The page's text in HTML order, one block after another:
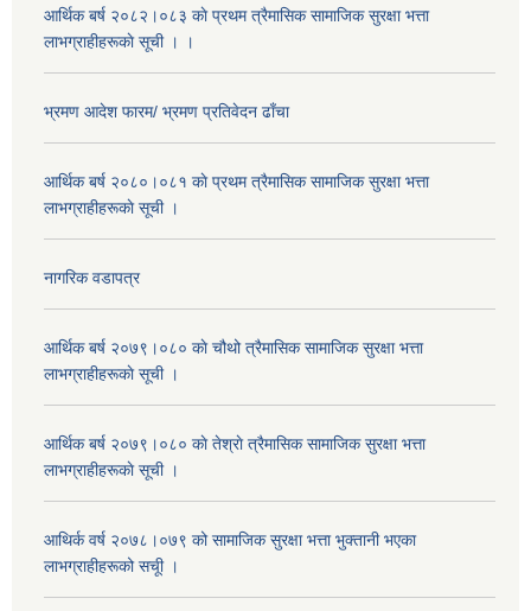
आर्थिक बर्ष २०८२।०८३ काे प्रथम त्रैमासिक सामाजिक सुरक्षा भत्ता
लाभग्राहीहरूकाे सूची । ।
भ्रमण आदेश फारम/ भ्रमण प्रतिवेदन ढाँचा
आर्थिक बर्ष २०८०।०८१ काे प्रथम त्रैमासिक सामाजिक सुरक्षा भत्ता
लाभग्राहीहरूकाे सूची ।
नागरिक वडापत्र
आर्थिक बर्ष २०७९।०८० काे चौथो त्रैमासिक सामाजिक सुरक्षा भत्ता
लाभग्राहीहरूकाे सूची ।
आर्थिक बर्ष २०७९।०८० काे तेश्राे त्रैमासिक सामाजिक सुरक्षा भत्ता
लाभग्राहीहरूकाे सूची ।
आथिर्क वर्ष २०७८।०७९ को सामाजिक सुरक्षा भत्ता भुक्तानी भएका
लाभग्राहीहरूको सचूी ।